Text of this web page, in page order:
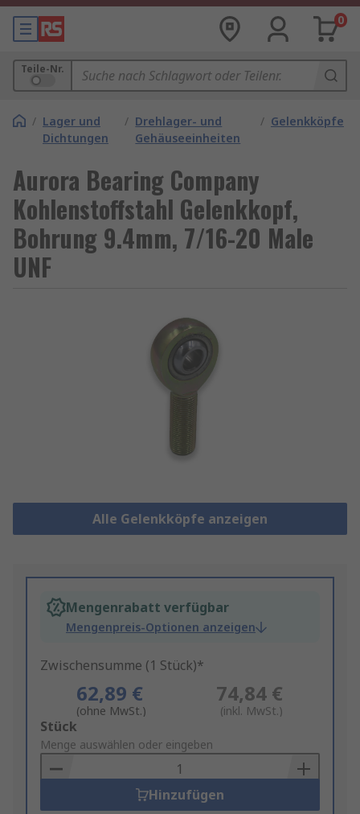
0
Teile-Nr.
/ Lager und
Dichtungen
/ Drehlager- und
Gehäuseeinheiten
/ Gelenkköpfe
Aurora Bearing Company
Kohlenstoffstahl Gelenkkopf,
Bohrung 9.4mm, 7/16-20 Male
UNF
Alle Gelenkköpfe anzeigen
Mengenrabatt verfügbar
Mengenpreis-Optionen anzeigen
Zwischensumme (1 Stück)*
62,89 €
(ohne MwSt.)
74,84 €
(inkl. MwSt.)
Add
to
Basket
Stück
Menge auswählen oder eingeben
Hinzufügen